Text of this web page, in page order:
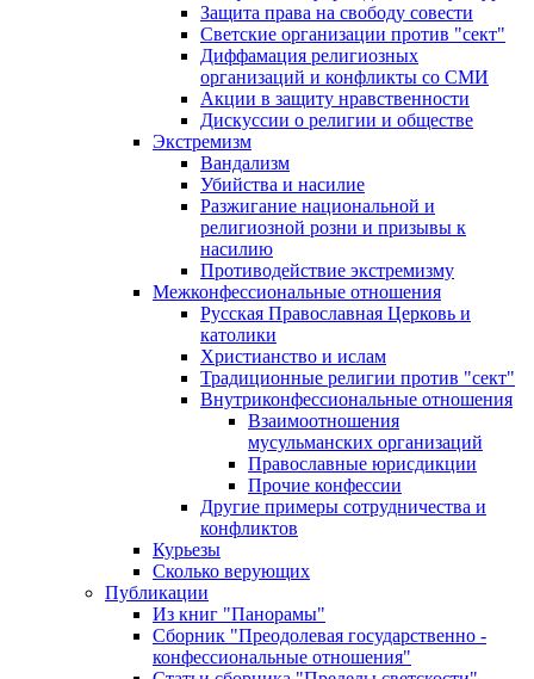
Защита права на свободу совести
Светские организации против "сект"
Диффамация религиозных
организаций и конфликты со СМИ
Акции в защиту нравственности
Дискуссии о религии и обществе
Экстремизм
Вандализм
Убийства и насилие
Разжигание национальной и
религиозной розни и призывы к
насилию
Противодействие экстремизму
Межконфессиональные отношения
Русская Православная Церковь и
католики
Христианство и ислам
Традиционные религии против "сект"
Внутриконфессиональные отношения
Взаимоотношения
мусульманских организаций
Православные юрисдикции
Прочие конфессии
Другие примеры сотрудничества и
конфликтов
Курьезы
Сколько верующих
Публикации
Из книг "Панорамы"
Сборник "Преодолевая государственно -
конфессиональные отношения"